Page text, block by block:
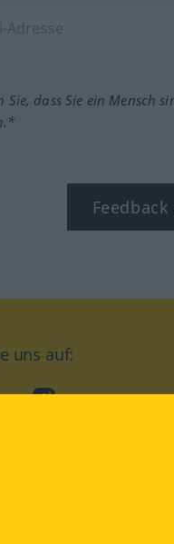
Sie, dass Sie ein Mensch
uns auf:
Instagram